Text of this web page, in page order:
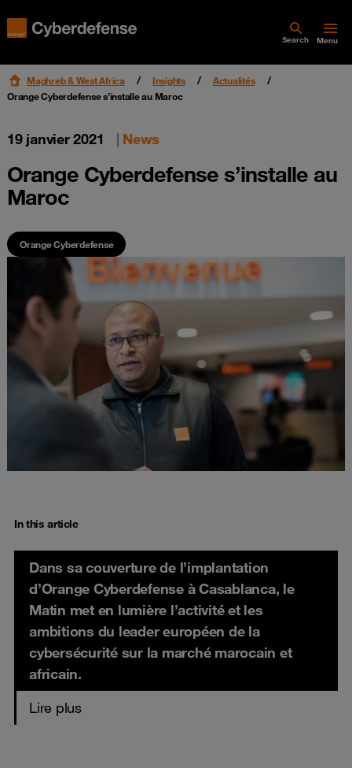
Search Menu
Maghreb & West Africa Insights
Actualités
Orange Cyberdefense s’installe au Maroc
19 janvier 2021 | News
Orange Cyberdefense s’installe au
Maroc
Orange Cyberdefense
In this article
Dans sa couverture de l’implantation
d’Orange Cyberdefense à Casablanca, le
Matin met en lumière l’activité et les
ambitions du leader européen de la
cybersécurité sur la marché marocain et
africain.
Lire plus